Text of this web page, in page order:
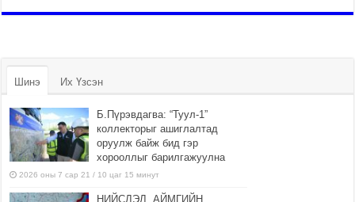
Шинэ Их Үзсэн
Б.Пүрэвдагва: “Туул-1”
коллекторыг ашиглалтад
оруулж байж бид гэр
хорооллыг барилгажуулна
2026 оны 7 сар 21 / 10 цаг 15 минут
НИЙСЛЭЛ, АЙМГИЙН